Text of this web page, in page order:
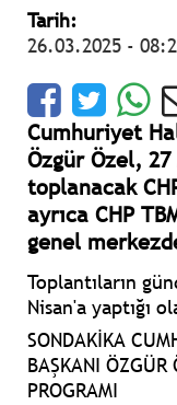
Tarih:
26.03.2025 -
Cumhuriyet
Özgür Özel,
toplanacak
ayrıca CHP
genel
Toplantıların
Nisan'a yaptığı
SONDAKİKA
BAŞKANI ÖZGÜR
PROGRAMI